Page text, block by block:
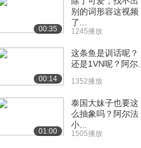
00:35
别的词形容这视频
了...
1245播放
00:14
这条鱼是训话呢？
还是1VN呢？阿尔...
1352播放
01:00
泰国大妹子也要这
么抽象吗？阿尔法
小...
1505播放